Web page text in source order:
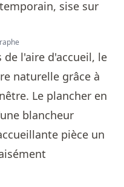
de l'aire d'accueil, le
naturelle grâce à
Le plancher en
blancheur
pièce un